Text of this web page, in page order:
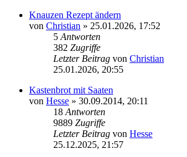
Knauzen Rezept ändern
von Christian » 25.01.2026, 17:52
5 Antworten
382 Zugriffe
Letzter Beitrag von Christian
25.01.2026, 20:55
Kastenbrot mit Saaten
von Hesse » 30.09.2014, 20:11
18 Antworten
9889 Zugriffe
Letzter Beitrag von Hesse
25.12.2025, 21:57